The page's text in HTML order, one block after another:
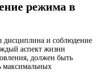
режима в
дисциплина и соблюдение
аспект жизни
должен быть
максимальных